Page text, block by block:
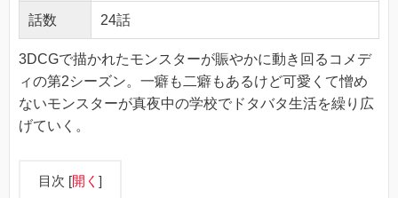
話数 24話
3DCGで描かれたモンスターが賑やかに動き回るコメデ
ィの第2シーズン。一癖も二癖もあるけど可愛くて憎め
ないモンスターが真夜中の学校でドタバタ生活を繰り広
げていく。
目次 [開く ]